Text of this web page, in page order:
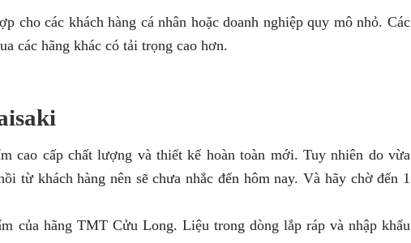
cho các khách hàng cá nhân hoặc doanh nghiệp quy mô nhỏ. Các
các hãng khác có tải trọng cao hơn.
cao cấp chất lượng và thiết kế hoàn toàn mới. Tuy nhiên do vừa
từ khách hàng nên sẽ chưa nhắc đến hôm nay. Và hãy chờ đến 1
của hãng TMT Cửu Long. Liệu trong dòng lắp ráp và nhập khẩu